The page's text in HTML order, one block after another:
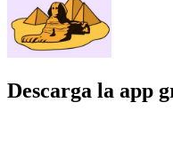
Descarga la app